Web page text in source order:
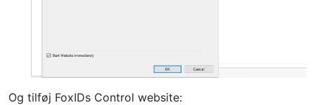
Og tilføj FoxIDs Control website: